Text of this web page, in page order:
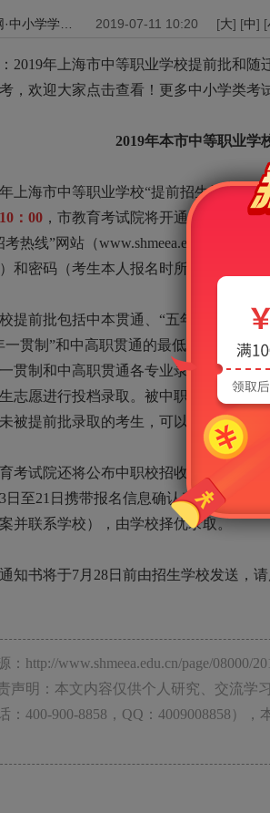
2019-07-11 10:20 [大] [中] [
年上海市中等职业学校提前批和随
，欢迎大家点击查看！更多中小学类考
2019年本市中等职业学
海市中等职业学校“提前招生录取”（
：00 ，市教育考试院将开通中职校提
考热线”网站（www.shmeea.edu.cn），
）和密码（考生本人报名时所填的考生
前批包括中本贯通、“五年一贯制”和
一贯制”和中高职贯通的最低投档控制分
贯制和中高职贯通各专业录取最低分
志愿进行投档录取。被中职校提前批
被提前批录取的考生，可以继续参加统
试院还将公布中职校招收随迁子女尚
日至21日携带报名信息确认表、准考证
并联系学校），由学校择优录取。
书将于7月28日前由招生学校发送，请
www.shmeea.edu.cn/page/08000/
明：本文内容仅供个人研究、交流学习
：400-900-8858，QQ：4009008858），